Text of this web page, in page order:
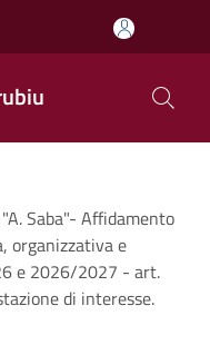
Saba"- Affidamento
organizzativa e
e 2026/2027 - art.
di interesse.